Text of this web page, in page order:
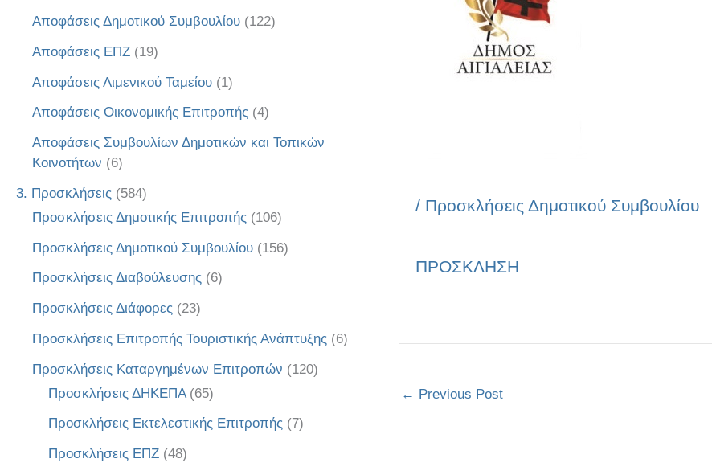
Αποφάσεις Δημοτικού Συμβουλίου (122)
Αποφάσεις ΕΠΖ (19)
Αποφάσεις Λιμενικού Ταμείου (1)
Αποφάσεις Οικονομικής Επιτροπής (4)
Αποφάσεις Συμβουλίων Δημοτικών και Τοπικών
Κοινοτήτων (6)
3. Προσκλήσεις (584)
Προσκλήσεις Δημοτικής Επιτροπής (106)
Προσκλήσεις Δημοτικού Συμβουλίου (156)
Προσκλήσεις Διαβούλευσης (6)
Προσκλήσεις Διάφορες (23)
Προσκλήσεις Επιτροπής Τουριστικής Ανάπτυξης (6)
Προσκλήσεις Καταργημένων Επιτροπών (120)
Προσκλήσεις ΔΗΚΕΠΑ(65)
Προσκλήσεις Εκτελεστικής Επιτροπής (7)
Προσκλήσεις ΕΠΖ (48)
/ Προσκλήσεις Δημοτικού Συμβουλίου
ΠΡΟΣΚΛΗΣΗ
← Previous Post